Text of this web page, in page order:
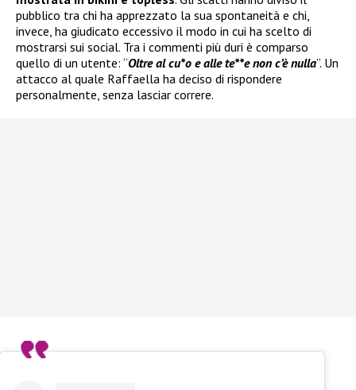
pubblico tra chi ha apprezzato la sua spontaneità e chi,
invece, ha giudicato eccessivo il modo in cui ha scelto di
mostrarsi sui social. Tra i commenti più duri è comparso
quello di un utente: “Oltre al cu*o e alle te**e non c’è nulla”. Un
attacco al quale Raffaella ha deciso di rispondere
personalmente, senza lasciar correre.